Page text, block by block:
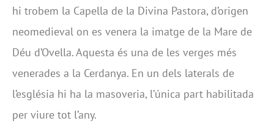
hi trobem la Capella de la Divina Pastora, d’origen
neomedieval on es venera la imatge de la Mare de
Déu d’Ovella. Aquesta és una de les verges més
venerades a la Cerdanya. En un dels laterals de
l’església hi ha la masoveria, l’única part habilitada
per viure tot l’any.